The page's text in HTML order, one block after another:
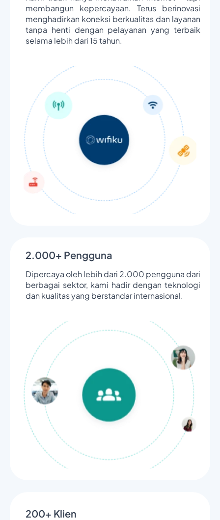
membangun kepercayaan. Terus berinovasi
menghadirkan koneksi berkualitas dan layanan
tanpa henti dengan pelayanan yang terbaik
selama lebih dari 15 tahun.
2.000+ Pengguna
Dipercaya oleh lebih dari 2.000 pengguna dari
berbagai sektor, kami hadir dengan teknologi
dan kualitas yang berstandar internasional.
200+ Klien